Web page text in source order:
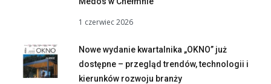
1 czerwiec 2026
Nowe wydanie kwartalnika „OKNO” już
dostępne – przegląd trendów, technologii i
kierunków rozwoju branży